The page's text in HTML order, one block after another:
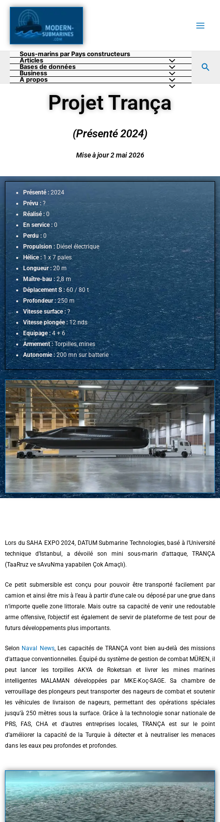
Aller
contenu
Sous-marins par Pays constructeurs
Articles
Bases de données
Business
A propos
Projet Trança
(Présenté 2024)
Mise à jour 2 mai 2026
Présenté : 2024
Prévu : ?
Réalisé : 0
En service : 0
Perdu : 0
Propulsion : Diésel électrique
Hélice : 1 x 7 pales
Longueur :20 m
Maître-bau :2,8 m
Déplacement S :60 / 80 t
Profondeur :250 m
Vitesse surface :?
Vitesse plongée :12 nds
Equipage : 4 + 6
Armement :Torpilles, mines
Autonomie :200 mn sur batterie
Lors du SAHA EXPO 2024, DATUM Submarine Technologies, basé à l’Université
technique d’Istanbul, a dévoilé son mini sous-marin d’attaque, TRANÇA
(TaaRruz ve sAvuNma yapabilen Çok Amaçlı).
Ce petit submersible est conçu pour pouvoir être transporté facilement par
camion et ainsi être mis à l’eau à partir d’une cale ou déposé par une grue dans
n’importe quelle zone littorale. Mais outre sa capacité de venir une redoutable
arme offensive, l’objectif est également de servir de plateforme de test pour de
futurs développements plus importants.
Selon Naval News, Les capacités de TRANÇA vont bien au-delà des missions
d’attaque conventionnelles. Équipé du système de gestion de combat MÜREN, il
peut lancer les torpilles AKYA de Roketsan et livrer les mines marines
intelligentes MALAMAN développées par MKE-Koç-SAGE. Sa chambre de
verrouillage des plongeurs peut transporter des nageurs de combat et soutenir
les véhicules de livraison de nageurs, permettant des opérations spéciales
jusqu’à 250 mètres sous la surface. Grâce à la technologie sonar nationale de
PRS, FAS, CHA et d’autres entreprises locales, TRANÇA est sur le point
d’améliorer la capacité de la Turquie à détecter et à neutraliser les menaces
dans les eaux peu profondes et profondes.